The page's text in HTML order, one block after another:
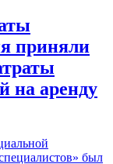
приняли
на аренду
был